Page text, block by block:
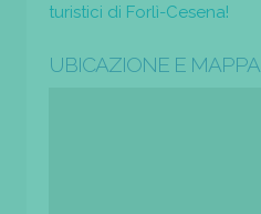
turistici di Forlì-Cesena!
UBICAZIONE E MAPPA